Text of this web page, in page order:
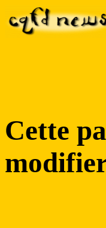
Cette